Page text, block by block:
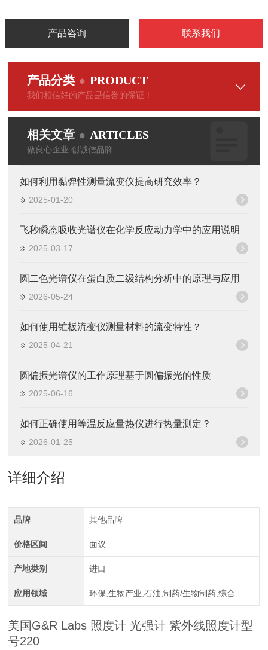
产品咨询 联系我们
产品分类 PRODUCT
我们相信好的产品是信誉的保证！
相关文章 ARTICLES
做良心企业 创诚信品牌
如何利用黏弹性测量流变仪提高研究效率？
2025-01-20
飞秒瞬态吸收光谱仪在化学反应动力学中的应用说明
2025-03-17
圆二色光谱仪在蛋白质二级结构分析中的原理与应用
2026-05-24
如何使用锥板流变仪测量材料的流变特性？
2025-04-21
圆偏振光谱仪的工作原理基于圆偏振光的性质
2025-06-16
如何正确使用等温反应量热仪进行热量测定？
2026-01-25
详细介绍
品牌 其他品牌
价格区间 面议
产地类别 进口
应用领域 环保,生物产业,石油,制药/生物制药,综合
美国G&R Labs 照度计 光强计 紫外线照度计型
号220